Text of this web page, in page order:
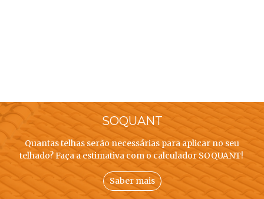
SOQUANT
Quantas telhas serão necessárias para aplicar no seu
telhado? Faça a estimativa com o calculador SOQUANT!
Saber mais